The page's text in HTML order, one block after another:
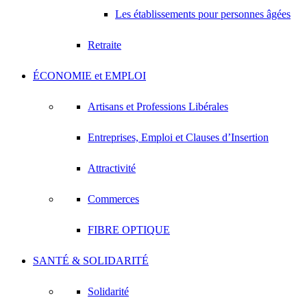
Les établissements pour personnes âgées
Retraite
ÉCONOMIE et EMPLOI
Artisans et Professions Libérales
Entreprises, Emploi et Clauses d’Insertion
Attractivité
Commerces
FIBRE OPTIQUE
SANTÉ & SOLIDARITÉ
Solidarité